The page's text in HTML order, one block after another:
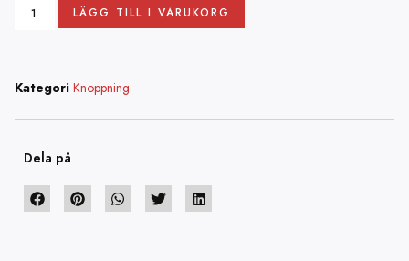
LÄGG TILL I VARUKORG
Kategori Knoppning
Dela på